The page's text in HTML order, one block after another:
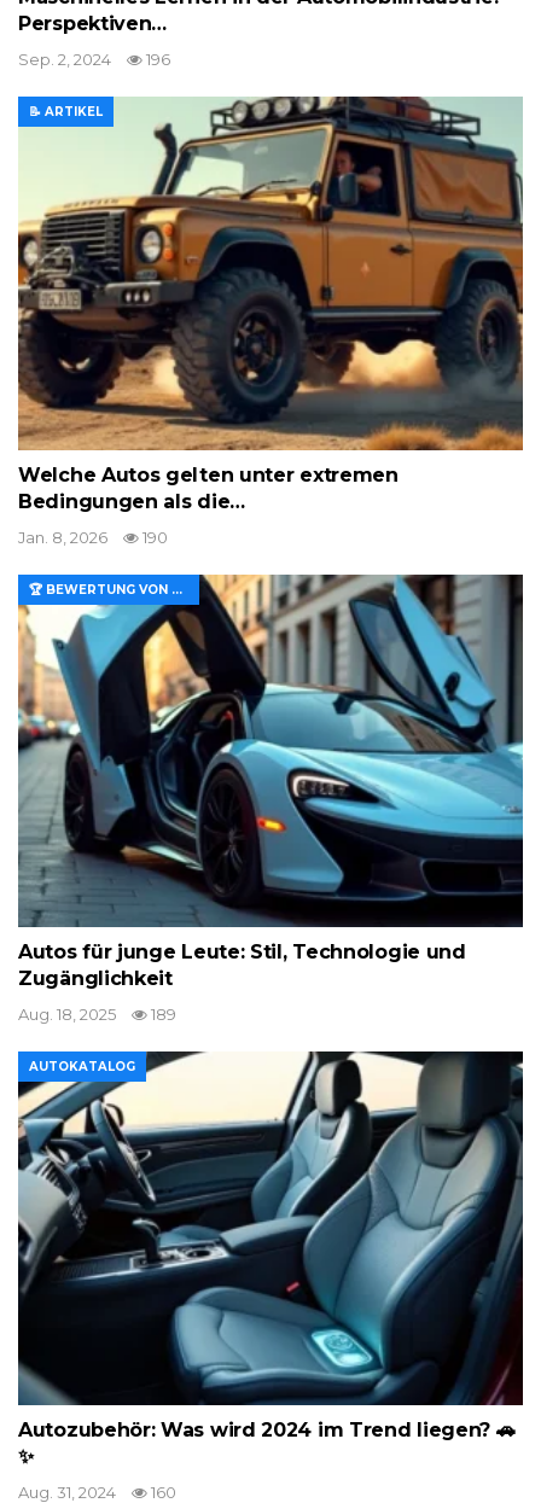
Perspektiven…
Sep. 2, 2024 196
📝 ARTIKEL
Welche Autos gelten unter extremen
Bedingungen als die…
Jan. 8, 2026 190
🏆 BEWERTUNG VON MERKMALEN UND WERT
Autos für junge Leute: Stil, Technologie und
Zugänglichkeit
Aug. 18, 2025 189
AUTOKATALOG
Autozubehör: Was wird 2024 im Trend liegen? 🚗
✨
Aug. 31, 2024 160